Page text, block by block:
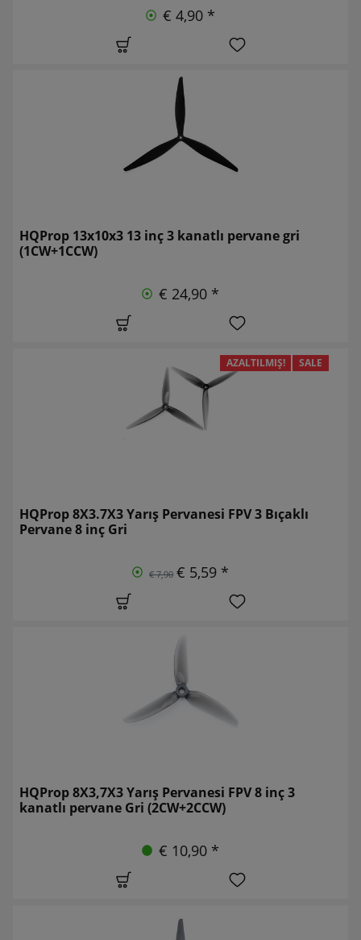
€ 4,90 *
HQProp 13x10x3 13 inç 3 kanatlı pervane gri
(1CW+1CCW)
€ 24,90 *
AZALTILMIŞ! SALE
HQProp 8X3.7X3 Yarış Pervanesi FPV 3 Bıçaklı
Pervane 8 inç Gri
€ 7,90 € 5,59 *
HQProp 8X3,7X3 Yarış Pervanesi FPV 8 inç 3
kanatlı pervane Gri (2CW+2CCW)
€ 10,90 *